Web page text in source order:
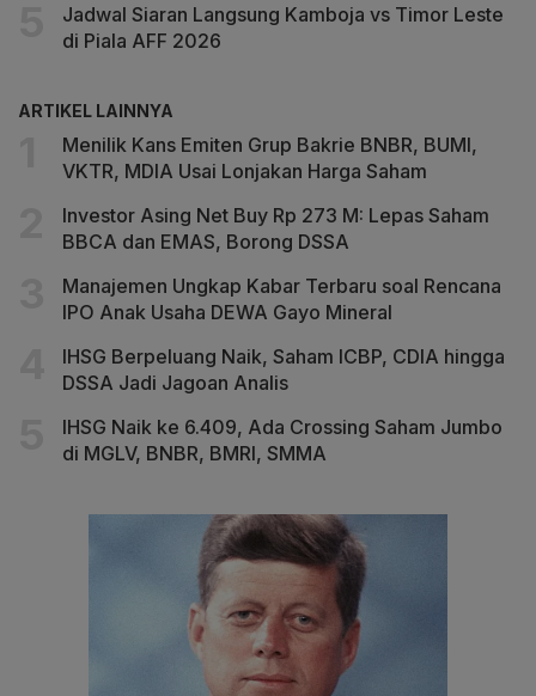
Jadwal Siaran Langsung Kamboja vs Timor Leste
di Piala AFF 2026
ARTIKEL LAINNYA
Menilik Kans Emiten Grup Bakrie BNBR, BUMI,
VKTR, MDIA Usai Lonjakan Harga Saham
Investor Asing Net Buy Rp 273 M: Lepas Saham
BBCA dan EMAS, Borong DSSA
Manajemen Ungkap Kabar Terbaru soal Rencana
IPO Anak Usaha DEWA Gayo Mineral
IHSG Berpeluang Naik, Saham ICBP, CDIA hingga
DSSA Jadi Jagoan Analis
IHSG Naik ke 6.409, Ada Crossing Saham Jumbo
di MGLV, BNBR, BMRI, SMMA